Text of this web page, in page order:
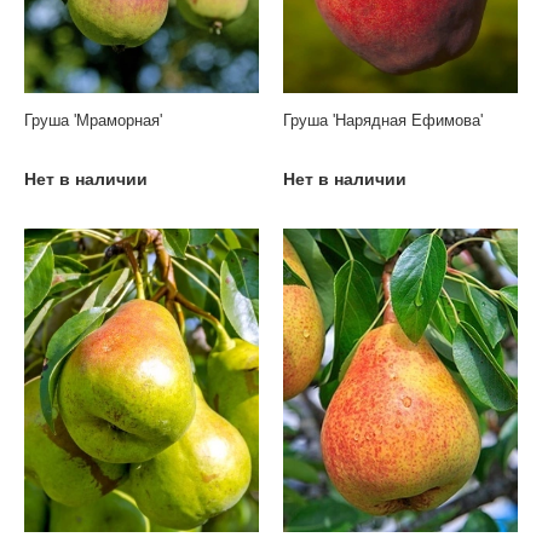
Груша 'Мраморная'
Нет в наличии
Груша 'Нарядная Ефимова'
Нет в наличии